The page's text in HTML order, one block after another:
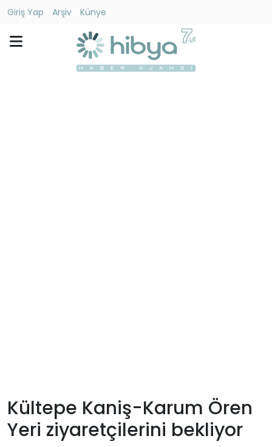
Giriş Yap Arşiv
Künye
Giriş
Yap
Kültepe Kaniş-Karum Ören
Yeri ziyaretçilerini bekliyor